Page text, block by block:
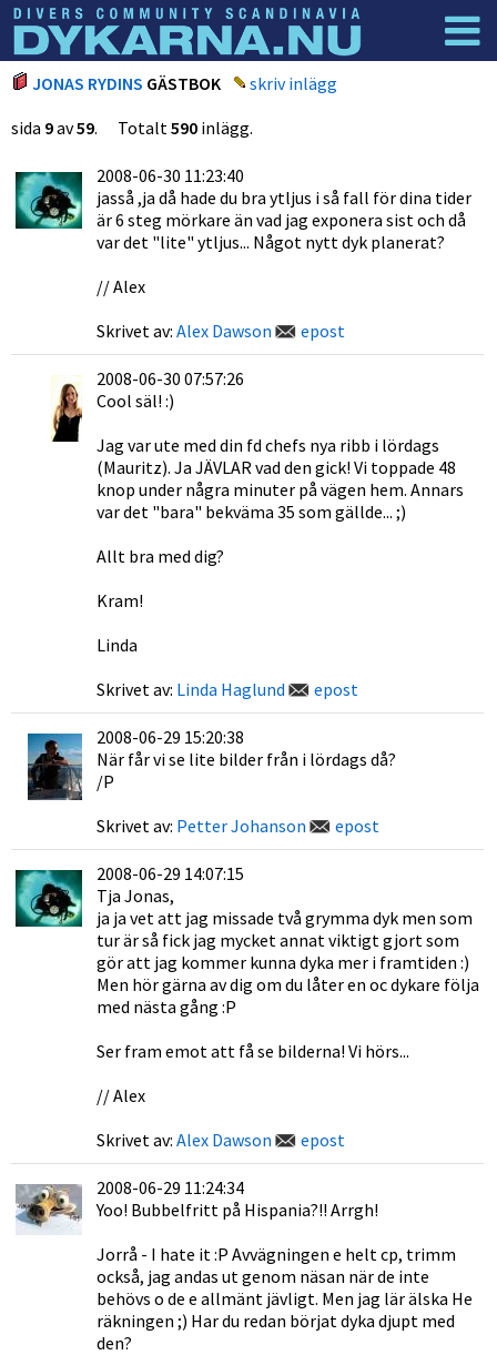
Dyknyheter
JONAS RYDINS GÄSTBOK
skriv inlägg
sida 9av59. Totalt590 inlägg.
2008-06-30 11:23:40
jasså ,ja då hade du bra ytljus i så fall för dina tider
är 6 steg mörkare än vad jag exponera sist och då
var det "lite" ytljus... Något nytt dyk planerat?
// Alex
Skrivet av: Alex Dawson epost
2008-06-30 07:57:26
Cool säl! :)
Jag var ute med din fd chefs nya ribb i lördags
(Mauritz). Ja JÄVLAR vad den gick! Vi toppade 48
knop under några minuter på vägen hem. Annars
var det "bara" bekväma 35 som gällde... ;)
Allt bra med dig?
Kram!
Linda
Skrivet av: Linda Haglund epost
2008-06-29 15:20:38
När får vi se lite bilder från i lördags då?
/P
Skrivet av: Petter Johanson epost
2008-06-29 14:07:15
Tja Jonas,
ja ja vet att jag missade två grymma dyk men som
tur är så fick jag mycket annat viktigt gjort som
gör att jag kommer kunna dyka mer i framtiden :)
Men hör gärna av dig om du låter en oc dykare följa
med nästa gång :P
Ser fram emot att få se bilderna! Vi hörs...
// Alex
Skrivet av: Alex Dawson epost
2008-06-29 11:24:34
Yoo! Bubbelfritt på Hispania?!! Arrgh!
Jorrå - I hate it :P Avvägningen e helt cp, trimm
också, jag andas ut genom näsan när de inte
behövs o de e allmänt jävligt. Men jag lär älska He
räkningen ;) Har du redan börjat dyka djupt med
den?